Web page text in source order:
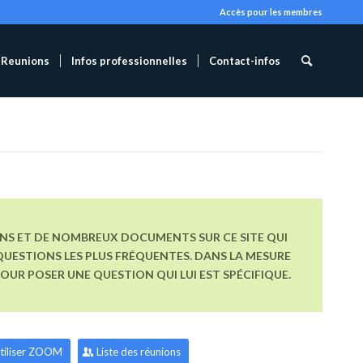
Accès pour les membres
Reunions Infos professionnelles Contact-infos
ET DE NOMBREUX DOCUMENTS SUR CE SITE QUI
LES PLUS FRÉQUENTES. DANS LA MESURE
POSER UNE QUESTION QUI LUI EST SPÉCIFIQUE.
ZOOM Liste des réunions